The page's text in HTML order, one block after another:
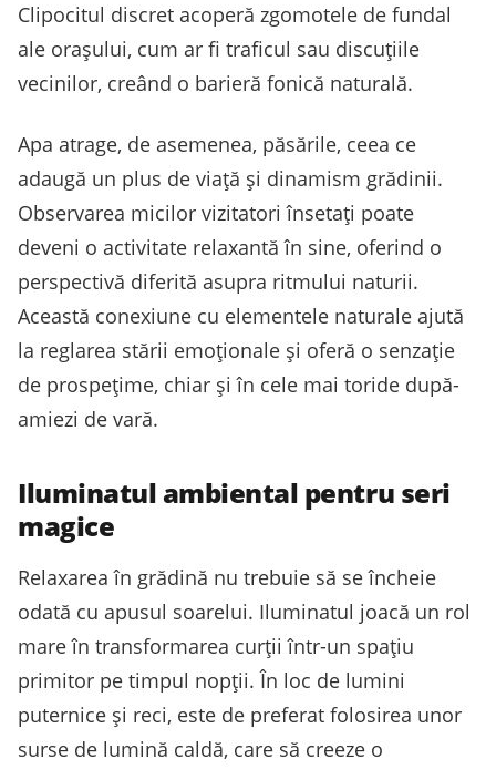
Clipocitul discret acoperă zgomotele de fundal
ale orașului, cum ar fi traficul sau discuțiile
vecinilor, creând o barieră fonică naturală.
Apa atrage, de asemenea, păsările, ceea ce
adaugă un plus de viață și dinamism grădinii.
Observarea micilor vizitatori însetați poate
deveni o activitate relaxantă în sine, oferind o
perspectivă diferită asupra ritmului naturii.
Această conexiune cu elementele naturale ajută
la reglarea stării emoționale și oferă o senzație
de prospețime, chiar și în cele mai toride după-
amiezi de vară.
Iluminatul ambiental pentru seri
magice
Relaxarea în grădină nu trebuie să se încheie
odată cu apusul soarelui. Iluminatul joacă un rol
mare în transformarea curții într-un spațiu
primitor pe timpul nopții. În loc de lumini
puternice și reci, este de preferat folosirea unor
surse de lumină caldă, care să creeze o